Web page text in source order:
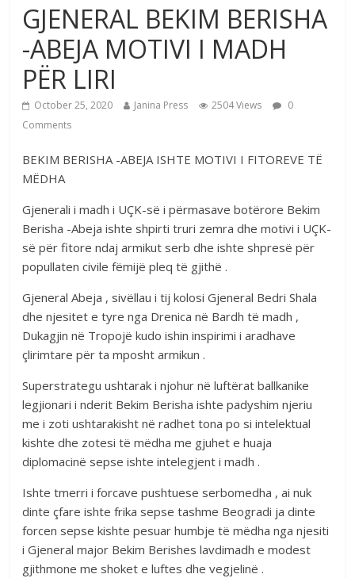
GJENERAL BEKIM BERISHA
-ABEJA MOTIVI I MADH
PËR LIRI
October 25, 2020 Janina Press 2504 Views
0
Comments
BEKIM BERISHA -ABEJA ISHTE MOTIVI I FITOREVE TË
MËDHA
Gjenerali i madh i UÇK-së i përmasave botërore Bekim
Berisha -Abeja ishte shpirti truri zemra dhe motivi i UÇK-
së për fitore ndaj armikut serb dhe ishte shpresë për
popullaten civile fëmijë pleq të gjithë .
Gjeneral Abeja , sivëllau i tij kolosi Gjeneral Bedri Shala
dhe njesitet e tyre nga Drenica në Bardh të madh ,
Dukagjin në Tropojë kudo ishin inspirimi i aradhave
çlirimtare për ta mposht armikun .
Superstrategu ushtarak i njohur në luftërat ballkanike
legjionari i nderit Bekim Berisha ishte padyshim njeriu
me i zoti ushtarakisht në radhet tona po si intelektual
kishte dhe zotesi të mëdha me gjuhet e huaja
diplomacinë sepse ishte intelegjent i madh .
Ishte tmerri i forcave pushtuese serbomedha , ai nuk
dinte çfare ishte frika sepse tashme Beogradi ja dinte
forcen sepse kishte pesuar humbje të mëdha nga njesiti
i Gjeneral major Bekim Berishes lavdimadh e modest
gjithmone me shoket e luftes dhe vegjelinë .